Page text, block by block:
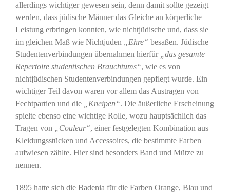
allerdings wichtiger gewesen sein, denn damit sollte gezeigt
werden, dass jüdische Männer das Gleiche an körperliche
Leistung erbringen konnten, wie nichtjüdische und, dass sie
im gleichen Maß wie Nichtjuden „Ehre“ besaßen. Jüdische
Studentenverbindungen übernahmen hierfür „das gesamte
Repertoire studentischen Brauchtums“, wie es von
nichtjüdischen Studentenverbindungen gepflegt wurde. Ein
wichtiger Teil davon waren vor allem das Austragen von
Fechtpartien und die „Kneipen“. Die äußerliche Erscheinung
spielte ebenso eine wichtige Rolle, wozu hauptsächlich das
Tragen von „Couleur“, einer festgelegten Kombination aus
Kleidungsstücken und Accessoires, die bestimmte Farben
aufwiesen zählte. Hier sind besonders Band und Mütze zu
nennen.
1895 hatte sich die Badenia für die Farben Orange, Blau und